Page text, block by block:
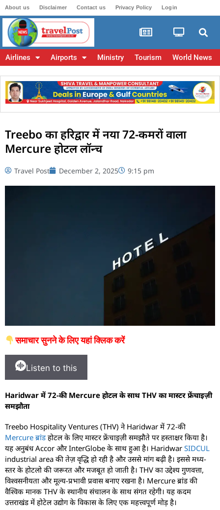
About us Disclaimer Contact us Privacy Policy Login
Airlines Airports Ministry Tourism World News
Treebo का हरिद्वार में नया 72-कमरों वाला
Mercure होटल लॉन्च
Travel Post December 2, 2025 9:15 pm
समाचार सुनने के लिए यहां क्लिक करें
Listen to this
Haridwar में 72-की Mercure होटल के साथ THV का मास्टर फ्रेंचाइज़ी
समझौता
Treebo Hospitality Ventures (THV) ने Haridwar में 72-की
Mercure ब्रांडहोटल के लिए मास्टर फ्रेंचाइज़ी समझौते पर हस्ताक्षर किया है।
यह अनुबंध Accor और InterGlobe के साथ हुआ है। Haridwar SIDCUL
industrial area की तेज़ वृद्धि हो रही है और उससे मांग बढ़ी है। इससे मध्य-
स्तर के होटलो की जरूरत और मजबूत हो जाती है। THV का उद्देश्य गुणवत्ता,
विश्वसनीयता और मूल्य-प्रभावी प्रवास बनाए रखना है। Mercure ब्रांड की
वैश्विक मानक THV के स्थानीय संचालन के साथ संगत रहेगी। यह कदम
उत्तराखंड में होटेल उद्योग के विकास के लिए एक महत्त्वपूर्ण मोड़ है।